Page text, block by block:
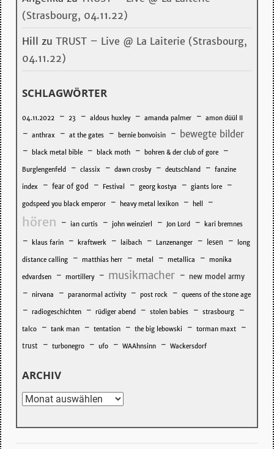
(Strasbourg, 04.11.22)
Hill zu TRUST – Live @ La Laiterie (Strasbourg,
04.11.22)
SCHLAGWÖRTER
04.11.2022 - 23 - aldous huxley - amanda palmer - amon düül II
- anthrax - at the gates - bernie bonvoisin - bewegte bilder
- black metal bible - black moth - bohren & der club of gore -
Burglengenfeld - classix - dawn crosby - deutschland - fanzine
index - fear of god - Festival - georg kostya - giants lore -
godspeed you black emperor - heavy metal lexikon - hell -
hören - ian curtis - john weinzierl - Jon Lord - kari bremnes
- klaus farin - kraftwerk - laibach - Lanzenanger - lesen - long
distance calling - matthias herr - metal - metallica - monika
edvardsen - mortillery - musikmacher - new model army
- nirvana - paranormal activity - post rock - queens of the stone age
- radiogeschichten - rüdiger abend - stolen babies - strasbourg -
talco - tank man - tentation - the big lebowski - torman maxt -
trust - turbonegro - ufo - WAAhnsinn - Wackersdorf
ARCHIV
Archiv